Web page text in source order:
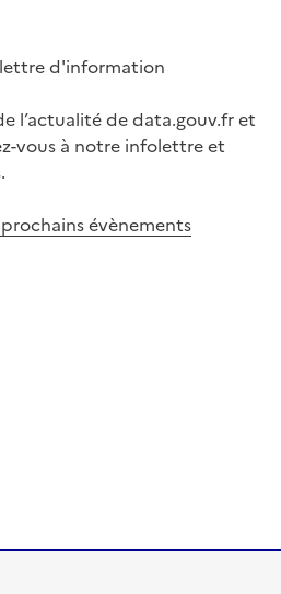
d'information
l’actualité de data.gouv.fr et
vous à notre infolettre et
évènements